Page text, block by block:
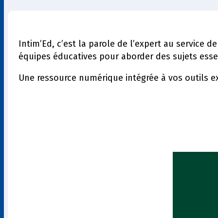
Intim’Ed, c’est la parole de l’expert au service
équipes éducatives pour aborder des sujets
Une ressource numérique intégrée à vos outils